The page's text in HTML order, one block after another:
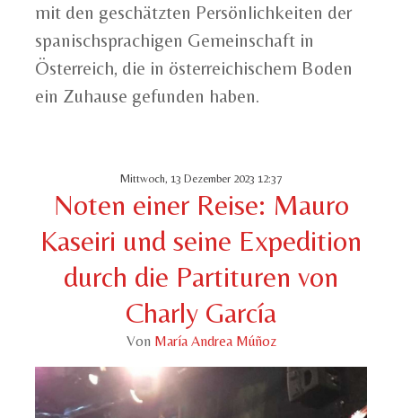
mit den geschätzten Persönlichkeiten der
spanischsprachigen Gemeinschaft in
Österreich, die in österreichischem Boden
ein Zuhause gefunden haben.
Mittwoch, 13 Dezember 2023 12:37
Noten einer Reise: Mauro
Kaseiri und seine Expedition
durch die Partituren von
Charly García
Von María Andrea Múñoz